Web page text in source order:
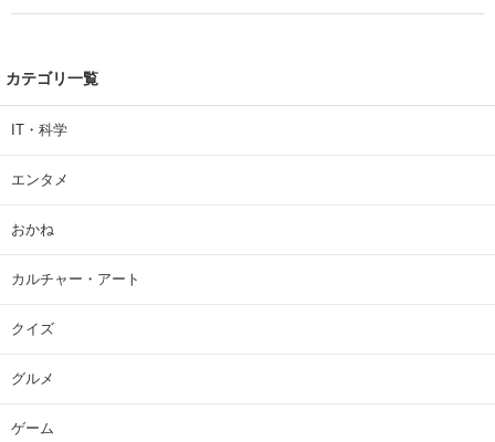
カテゴリ一覧
IT・科学
エンタメ
おかね
カルチャー・アート
クイズ
グルメ
ゲーム